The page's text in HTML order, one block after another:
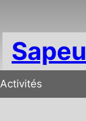
Activités